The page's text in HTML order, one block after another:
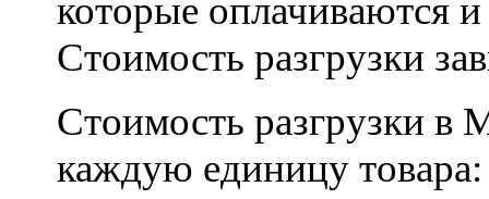
которые оплачиваются
Стоимость разгрузки
Стоимость разгрузки в
каждую единицу товара: